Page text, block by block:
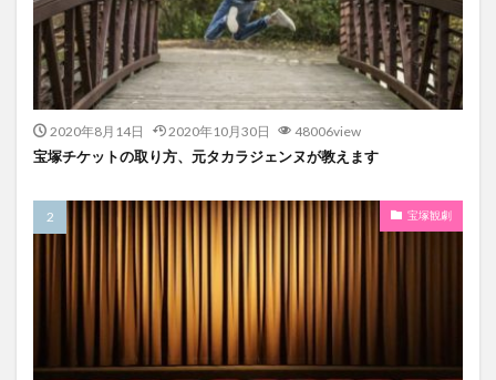
2020年8月14日 2020年10月30日 48006view
宝塚チケットの取り方、元タカラジェンヌが教えます
宝塚観劇